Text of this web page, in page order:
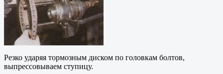
Резко ударяя тормозным диском по головкам болтов,
выпрессовываем ступицу.